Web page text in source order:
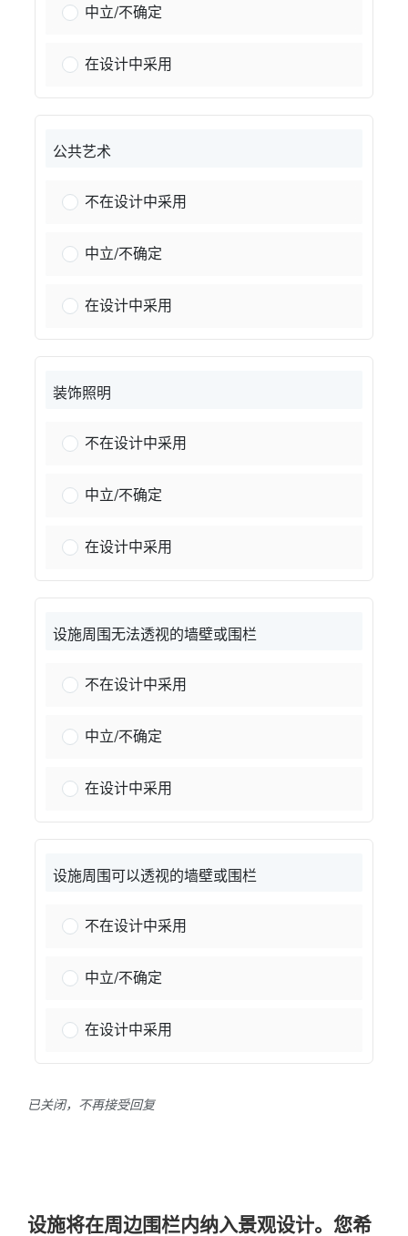
太阳能电池板：
中立/不确定
太阳能电池板：
在设计中采用
公共艺术
公共艺术：
不在设计中采用
公共艺术：
中立/不确定
公共艺术：
在设计中采用
装饰照明
装饰照明：
不在设计中采用
装饰照明：
中立/不确定
装饰照明：
在设计中采用
设施周围无法透视的墙壁或围栏
设施周围有无法透过看到的墙壁或围栏：
不在设计中采用
设施周围有无法透过看到的墙壁或围栏：
中立/不确定
设施周围有无法透过看到的墙壁或围栏：
在设计中采用
设施周围可以透视的墙壁或围栏
设施周围可以透过的墙壁或围栏：
不在设计中采用
设施周围可以透过的墙壁或围栏：
中立/不确定
设施周围可以透过的墙壁或围栏：
在设计中采用
已关闭，不再接受回复
设施将在周边围栏内纳入景观设计。您希